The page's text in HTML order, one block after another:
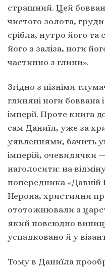
страшний. Цей
чистого золота,
срібла, нутро його та
його з заліза, ноги
частинно з глини».
Згідно з пізніми
глиняні ноги боввана
імперії. Проте книга
сам Даниїл, уже за
уявленнями, бачить
імперій, очевидячки
наголосити: на
попередника «Давній
Нерона, християни
ототожнювали з
який повсюдно
успадковано й у
Тому в Даниїла